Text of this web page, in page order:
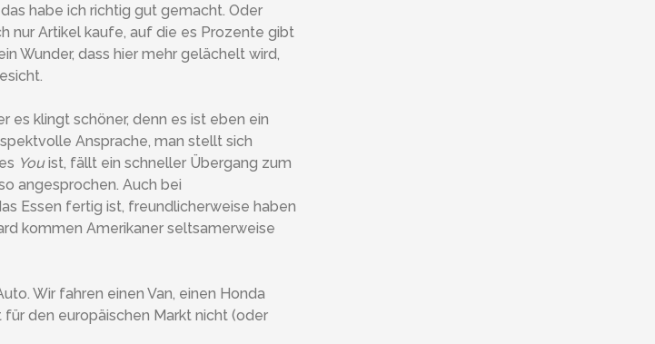
habe ich richtig gut gemacht. Oder
nur Artikel kaufe, auf die es Prozente gibt
Wunder, dass hier mehr gelächelt wird,
es klingt schöner, denn es ist eben ein
Ansprache, man stellt sich
Youist, fällt ein schneller Übergang zum
angesprochen. Auch bei
Essen fertig ist, freundlicherweise haben
kommen Amerikaner seltsamerweise
Wir fahren einen Van, einen Honda
den europäischen Markt nicht (oder